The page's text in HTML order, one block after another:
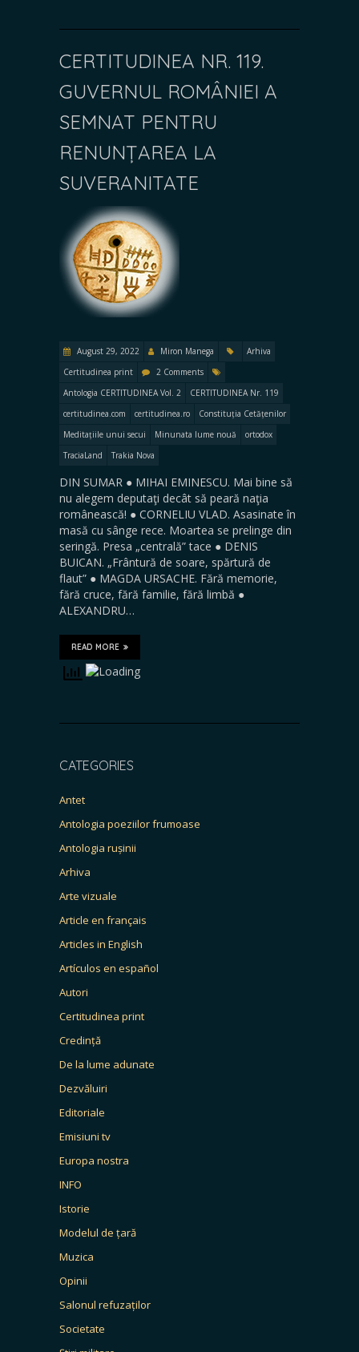
CERTITUDINEA NR. 119.
GUVERNUL ROMÂNIEI A
SEMNAT PENTRU
RENUNȚAREA LA
SUVERANITATE
August 29, 2022 Miron Manega
Arhiva
Certitudinea print
2 Comments
Antologia CERTITUDINEA Vol. 2
CERTITUDINEA Nr. 119
certitudinea.com
certitudinea.ro
Constituția Cetățenilor
Meditațiile unui secui
Minunata lume nouă
ortodox
TraciaLand
Trakia Nova
DIN SUMAR ● MIHAI EMINESCU. Mai bine să
nu alegem deputaţi decât să peară naţia
românească! ● CORNELIU VLAD. Asasinate în
masă cu sânge rece. Moartea se prelinge din
seringă. Presa „centrală” tace ● DENIS
BUICAN. „Frântură de soare, spărtură de
flaut” ● MAGDA URSACHE. Fără memorie,
fără cruce, fără familie, fără limbă ●
ALEXANDRU…
READ MORE
CATEGORIES
Antet
Antologia poeziilor frumoase
Antologia rușinii
Arhiva
Arte vizuale
Article en français
Articles in English
Artículos en español
Autori
Certitudinea print
Credință
De la lume adunate
Dezvăluiri
Editoriale
Emisiuni tv
Europa nostra
INFO
Istorie
Modelul de țară
Muzica
Opinii
Salonul refuzaților
Societate